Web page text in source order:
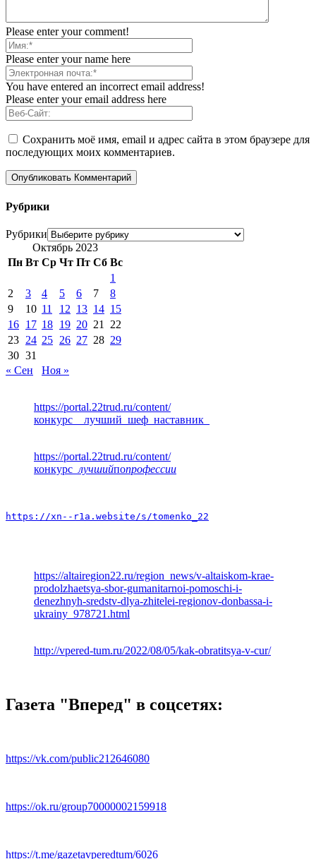
Please enter your comment!
Please enter your name here
You have entered an incorrect email address!
Please enter your email address here
Сохранить моё имя, email и адрес сайта в этом браузере для
последующих моих комментариев.
Рубрики
Рубрики
Октябрь 2023
Пн Вт Ср Чт Пт Сб Вс
1
2
3 4 5 6 7
8
9
10 11 12 13 14 15
16 17 18 19 20 21
22
23 24 25 26 27 28 29
30 31
« Сен
Ноя »
https://portal.22trud.ru/content/
конкурс__лучший_шеф_наставник_
https://portal.22trud.ru/content/
конкурс _лучшийпопрофессии
https://xn--r1a.website/s/tomenko_22
https://altairegion22.ru/region_news/v-altaiskom-krae-
prodolzhaetsya-sbor-gumanitarnoi-pomoschi-i-
denezhnyh-sredstv-dlya-zhitelei-regionov-donbassa-i-
ukrainy_978721.html
http://vpered-tum.ru/2022/08/05/kak-obratitsya-v-cur/
Газета "Вперед" в соцсетях:
https://vk.com/public212646080
https://ok.ru/group70000002159918
https://t.me/gazetavperedtum/6026